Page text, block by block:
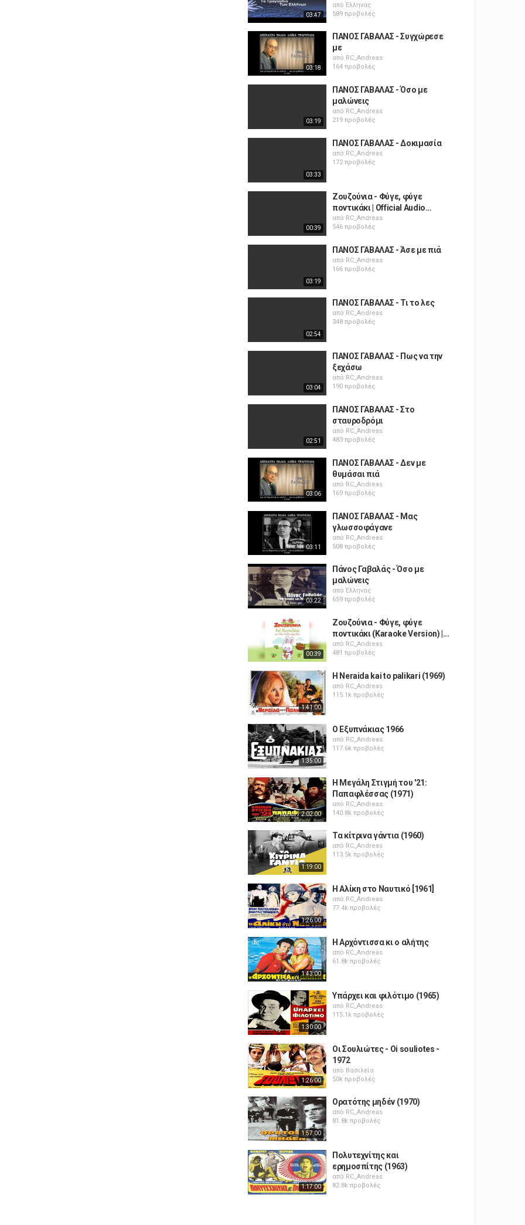
03:47
απόΈλληνας
589 προβολές
03:18
ΠΑΝΟΣ ΓΑΒΑΛΑΣ - Συγχώρεσε
με
από RC_Andreas
164 προβολές
03:19
ΠΑΝΟΣ ΓΑΒΑΛΑΣ - Όσο με
μαλώνεις
από RC_Andreas
219 προβολές
03:33
ΠΑΝΟΣ ΓΑΒΑΛΑΣ - Δοκιμασία
από RC_Andreas
172 προβολές
00:39
Ζουζούνια - Φύγε, φύγε
ποντικάκι | Official Audio...
από RC_Andreas
546 προβολές
03:19
ΠΑΝΟΣ ΓΑΒΑΛΑΣ - Άσε με πιά
από RC_Andreas
166 προβολές
02:54
ΠΑΝΟΣ ΓΑΒΑΛΑΣ - Τι το λες
από RC_Andreas
348 προβολές
03:04
ΠΑΝΟΣ ΓΑΒΑΛΑΣ - Πως να την
ξεχάσω
από RC_Andreas
190 προβολές
02:51
ΠΑΝΟΣ ΓΑΒΑΛΑΣ - Στο
σταυροδρόμι
από RC_Andreas
483 προβολές
03:06
ΠΑΝΟΣ ΓΑΒΑΛΑΣ - Δεν με
θυμάσαι πιά
από RC_Andreas
169 προβολές
03:11
ΠΑΝΟΣ ΓΑΒΑΛΑΣ - Μας
γλωσσοφάγανε
από RC_Andreas
508 προβολές
03:22
Πάνος Γαβαλάς - Όσο με
μαλώνεις
απόΈλληνας
659 προβολές
00:39
Ζουζούνια - Φύγε, φύγε
ποντικάκι (Karaoke Version) |...
από RC_Andreas
481 προβολές
1:41:00
H Neraida kai to palikari (1969)
από RC_Andreas
115.1k προβολές
1:35:00
Ο Εξυπνάκιας 1966
από RC_Andreas
117.6k προβολές
2:02:00
Η Μεγάλη Στιγμή του '21:
Παπαφλέσσας (1971)
από RC_Andreas
140.8k προβολές
1:19:00
Τα κίτρινα γάντια (1960)
από RC_Andreas
113.5k προβολές
1:26:00
Η Αλίκη στο Ναυτικό [1961]
από RC_Andreas
77.4k προβολές
1:43:00
Η Αρχόντισσα κι ο αλήτης
από RC_Andreas
61.8k προβολές
1:30:00
Υπάρχει και φιλότιμο (1965)
από RC_Andreas
115.1k προβολές
1:26:00
Οι Σουλιώτες - Oi souliotes -
1972
από Βασιλεία
50k προβολές
1:57:00
Ορατότης μηδέν (1970)
από RC_Andreas
81.8k προβολές
1:17:00
Πολυτεχνίτης και
ερημοσπίτης (1963)
από RC_Andreas
82.8k προβολές